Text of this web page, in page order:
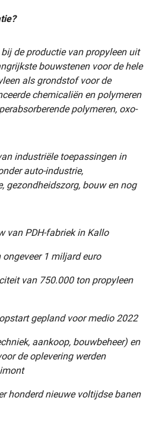
de productie van propyleen uit
bouwstenen voor de hele
als grondstof voor de
chemicaliën en polymeren
polymeren, oxo-
industriële toepassingen in
auto-industrie,
gezondheidszorg, bouw en nog
van PDH-fabriek in Kallo
1 miljard euro
van 750.000 ton propyleen
gepland voor medio 2022
aankoop, bouwbeheer) en
de oplevering werden
honderd nieuwe voltijdse banen